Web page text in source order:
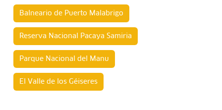
Balneario de Puerto Malabrigo
Reserva Nacional Pacaya Samiria
Parque Nacional del Manu
El Valle de los Géiseres